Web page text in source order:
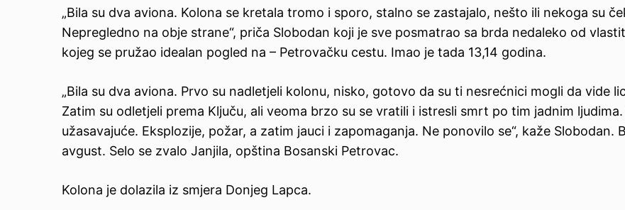
„Bila su dva aviona. Kolona se kretala tromo i sporo, stalno se zastajalo, nešto ili nekoga su
Nepregledno na obje strane“, priča Slobodan koji je sve posmatrao sa brda nedaleko od
kojeg se pružao idealan pogled na – Petrovačku cestu. Imao je tada 13,14 godina.
„Bila su dva aviona. Prvo su nadletjeli kolonu, nisko, gotovo da su ti nesrećnici mogli da vide
Zatim su odletjeli prema Ključu, ali veoma brzo su se vratili i istresli smrt po tim jadnim
užasavajuće. Eksplozije, požar, a zatim jauci i zapomaganja. Ne ponovilo se“, kaže Slobodan.
avgust. Selo se zvalo Janjila, opština Bosanski Petrovac.
Kolona je dolazila iz smjera Donjeg Lapca.